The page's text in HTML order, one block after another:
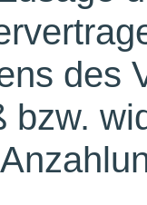
des
bzw.